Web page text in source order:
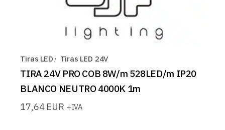
Tiras LED Tiras LED 24V
TIRA 24V PRO COB 8W/m 528LED/m IP20
BLANCO NEUTRO 4000K 1m
17,64 EUR +IVA